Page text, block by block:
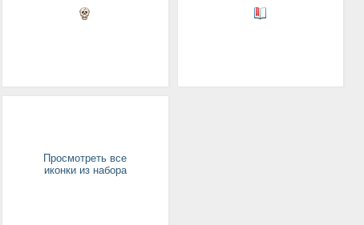
Просмотреть все
иконки из набора